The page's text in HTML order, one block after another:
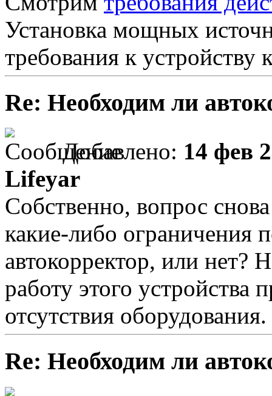
Установка мощных
требования к
Re: Необходим ли
Добавлено: 14 фев
Lifeyar
Собственно, вопрос
какие-либо ограничения
автокорректор, или
работу этого устройства
отсутствия
Re: Необходим ли